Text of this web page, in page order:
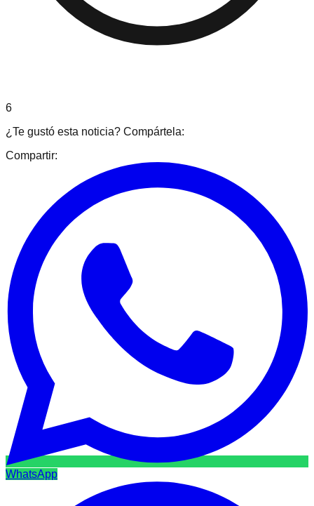
6
¿Te gustó esta noticia? Compártela:
Compartir:
WhatsApp